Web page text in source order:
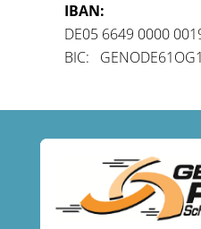
IBAN:
DE05 6649 0000
BIC: GENODE61OG1